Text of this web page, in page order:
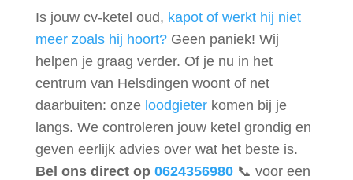
Is jouw cv-ketel oud, kapot of werkt hij niet
meer zoals hij hoort?Geen paniek! Wij
helpen je graag verder. Of je nu in het
centrum van Helsdingen woont of net
daarbuiten: onze loodgieterkomen bij je
langs. We controleren jouw ketel grondig en
geven eerlijk advies over wat het beste is.
Bel ons direct op 0624356980📞 voor een